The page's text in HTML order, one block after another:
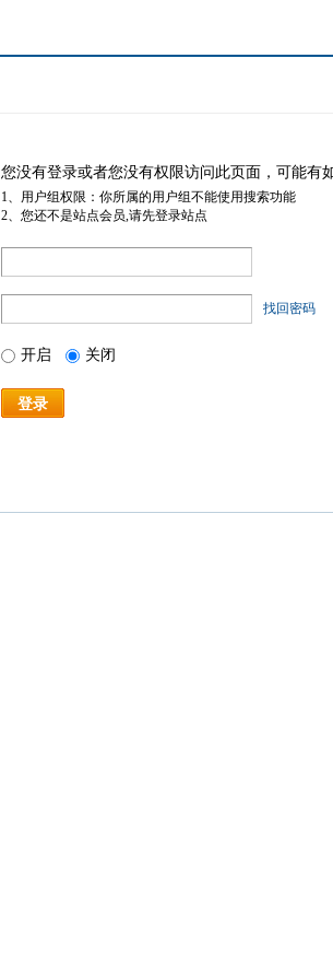
您没有登录或者您没有权限访问此页面，可能有
1、用户组权限：你所属的用户组不能使用搜索功能
2、您还不是站点会员,请先登录站点
找回密码
开启 关闭
登录